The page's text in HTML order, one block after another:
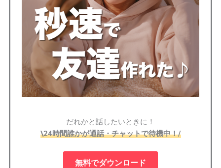
だれかと話したいときに！
\24時間誰かが通話・チャットで待機中！/
無料でダウンロード